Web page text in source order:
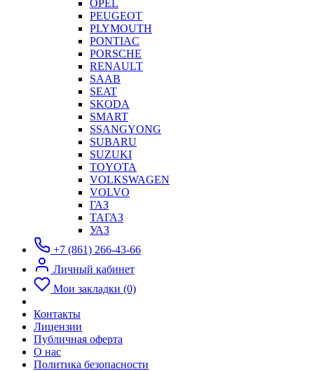
OPEL
PEUGEOT
PLYMOUTH
PONTIAC
PORSCHE
RENAULT
SAAB
SEAT
SKODA
SMART
SSANGYONG
SUBARU
SUZUKI
TOYOTA
VOLKSWAGEN
VOLVO
ГАЗ
ТАГАЗ
УАЗ
+7 (861) 266-43-66
Личный кабинет
Мои закладки (0)
Контакты
Лицензии
Публичная оферта
О нас
Политика безопасности